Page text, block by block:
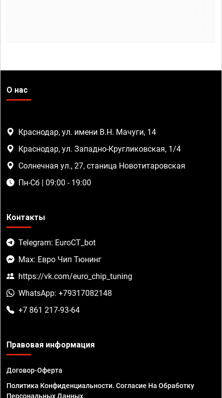
О нас
Краснодар, ул. имени В.Н. Мачуги, 14
Краснодар, ул. Западно-Кругликовская, 1/4
Солнечная ул., 27, станица Новотитаровская
Пн-Сб | 09:00 - 19:00
Контакты
Telegram: EuroCT_bot
Max: Евро Чип Тюнинг
https://vk.com/euro_chip_tuning
WhatsApp: +79317082148
+7 861 217-93-64
Правовая информация
Договор-Оферта
Политика Конфиденциальности. Согласие На Обработку
Персональных Данных.